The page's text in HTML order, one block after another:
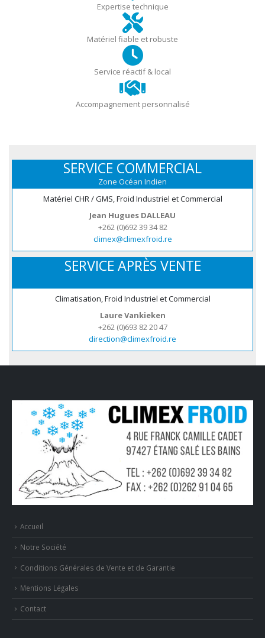
Expertise technique
Matériel fiable et robuste
Service réactif & local
Accompagnement personnalisé
SERVICE COMMERCIAL
Zone Océan Indien
Matériel CHR / GMS, Froid Industriel et Commercial
Jean Hugues DALLEAU
+262 (0)692 39 34 82
climex@climexfroid.re
SERVICE APRÈS VENTE
Climatisation, Froid Industriel et Commercial
Laure Vankieken
+262 (0)693 82 20 47
direction@climexfroid.re
Accueil
Notre Société
Conditions Générales de Vente et de Garantie
Mentions Légales
Contact